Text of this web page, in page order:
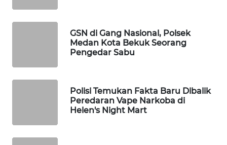
GSN di Gang Nasional, Polsek
Medan Kota Bekuk Seorang
Pengedar Sabu
Polisi Temukan Fakta Baru Dibalik
Peredaran Vape Narkoba di
Helen's Night Mart
PORTAL